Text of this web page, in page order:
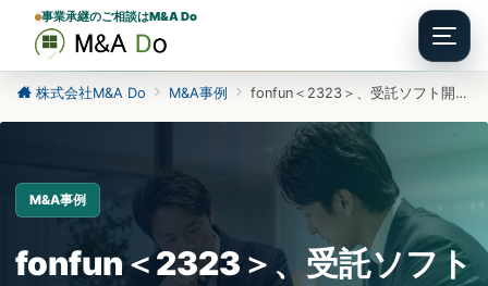
Menu
事業承継のご相談はM&A Do
株式会社M&A Do M&A事例 fonfun＜2323＞、受託ソフト開発子会社のアドバンティブをAHDに譲渡
M&A事例
fonfun＜2323＞、受託ソフト